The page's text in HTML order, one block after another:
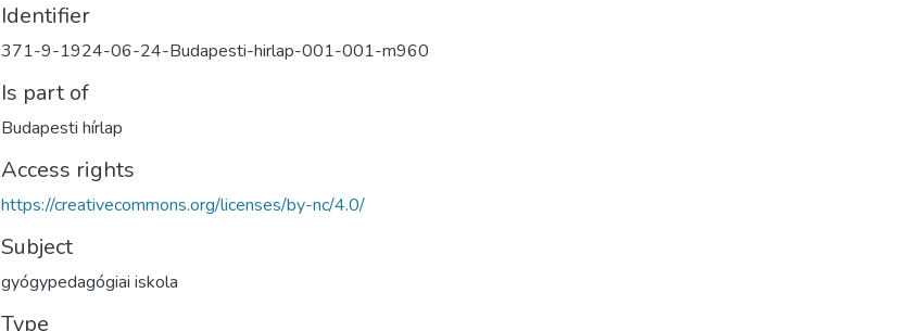
Identifier
371-9-1924-06-24-Budapesti-hirlap-001-001-m960
Is part of
Budapesti hírlap
Access rights
https://creativecommons.org/licenses/by-nc/4.0/
Subject
gyógypedagógiai iskola
Type